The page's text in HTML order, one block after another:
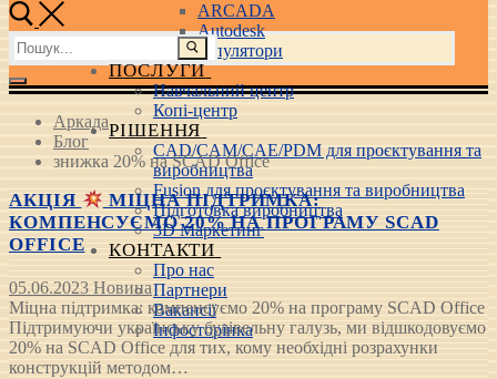
ARCADA
Autodesk
3D маніпулятори
ПОСЛУГИ
Навчальний центр
Копі-центр
РІШЕННЯ
CAD/CAM/CAE/PDM для проєктування та
виробництва
Fusion для проєктування та виробництва
Підготовка виробництва
3D Маркетинг
КОНТАКТИ
Про нас
Партнери
Вакансії
Інфосторінка
Пошук:
Аркада
Блог
знижка 20% на SCAD Office
АКЦІЯ
МІЦНА ПІДТРИМКА:
КОМПЕНСУЄМО 20% НА ПРОГРАМУ SCAD
OFFICE
05.06.2023 Новина
Міцна підтримка: компенсуємо 20% на програму SCAD Office
Підтримуючи українську будівельну галузь, ми відшкодовуємо
20% на SCAD Office для тих, кому необхідні розрахунки
конструкцій методом…